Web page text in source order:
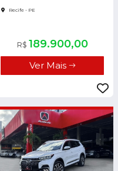
Recife - PE
R$ 189.900,00
Ver Mais